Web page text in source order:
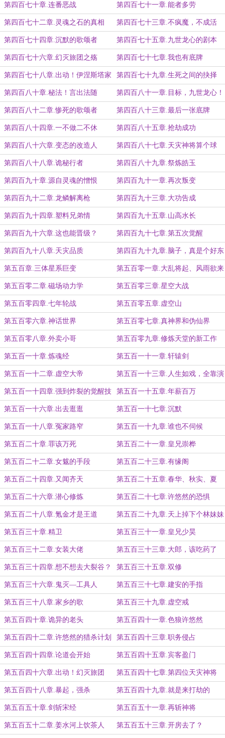
第四百七十章.连番恶战 第四百七十一章.能者多劳
第四百七十二章.灵魂之石的真相 第四百七十三章.不疯魔，不成活
第四百七十四章.沉默的歌颂者 第四百七十五章.九世龙心的剧本
第四百七十六章.幻灭旅团之殇 第四百七十七章.我也有底牌
第四百七十八章.出动！伊涅斯塔家
族
第四百七十九章.生死之间的抉择
第四百八十章.秘法！言出法随 第四百八十一章.目标，九世龙心！
第四百八十二章.惨死的歌颂者 第四百八十三章.最后一张底牌
第四百八十四章.一不做二不休 第四百八十五章.抢劫成功
第四百八十六章.变态的改造人 第四百八十七章.天灾神将算个球
第四百八十八章.诡秘行者 第四百八十九章.祭炼皓玉
第四百九十章.源自灵魂的憎恨 第四百九十一章.再次叛变
第四百九十二章.龙鳞解离枪 第四百九十三章.大功告成
第四百九十四章.塑料兄弟情 第四百九十五章.山高水长
第四百九十六章.这也能晋级？ 第四百九十七章.第五次觉醒
第四百九十八章.天灾品质 第四百九十九章.脑子，真是个好东
西
第五百章.三体星系巨变 第五百零一章.大乱将起、风雨欲来
第五百零二章.磁场动力学 第五百零三章.星空大战
第五百零四章.七年轮战 第五百零五章.虚空山
第五百零六章.神话世界 第五百零七章.真神界和伪仙界
第五百零八章.外卖小哥 第五百零九章.修炼天堂的新工作
第五百一十章.炼魂经 第五百一十一章.轩辕剑
第五百一十二章.虚空大帝 第五百一十三章.人生如戏，全靠演
技
第五百一十四章.强到炸裂的觉醒技 第五百一十五章.年薪百万
第五百一十六章.出去逛逛 第五百一十七章.沉默
第五百一十八章.冤家路窄 第五百一十九章.谁也不伺候
第五百二十章.罪该万死 第五百二十一章.皇兄崇桦
第五百二十二章.女魃的手段 第五百二十三章.有缘阁
第五百二十四章.又闻齐天 第五百二十五章.春华、秋实、夏
雨、冬雪
第五百二十六章.潜心修炼 第五百二十七章.许悠然的恐惧
第五百二十八章.氪金才是王道 第五百二十九章.天上掉下个林妹妹
第五百三十章.精卫 第五百三十一章.皇兄少昊
第五百三十二章.女装大佬 第五百三十三章.大郎，该吃药了
第五百三十四章.想不想去大裂谷？ 第五百三十五章.双修
第五百三十六章.鬼灭—工具人 第五百三十七章.建安的手指
第五百三十八章.家乡的歌 第五百三十九章.虚空戒
第五百四十章.诡异的老头 第五百四十一章.色狼许悠然
第五百四十二章.许悠然的猎杀计划 第五百四十三章.职务侵占
第五百四十四章.论道会开始 第五百四十五章.宾客盈门
第五百四十六章.出动！幻灭旅团 第五百四十七章.第四位天灾神将
第五百四十八章.暴起，强杀 第五百四十九章.就是来打劫的
第五百五十章.剑斩宋经 第五百五十一章.再斩神将
第五百五十二章.姜水河上饮茶人 第五百五十三章.开房去了？